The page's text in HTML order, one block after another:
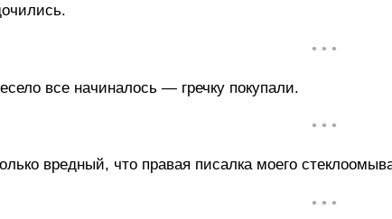
• • •
все начиналось — гречку покупали.
• • •
вредный, что правая писалка моего
• • •